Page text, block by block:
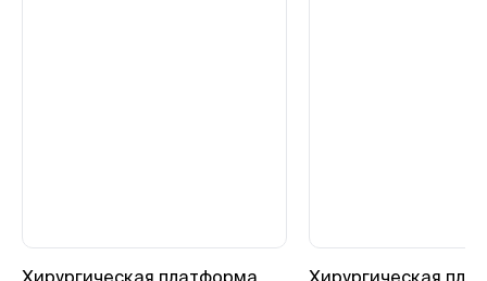
Хирургическая платформа
Хирургическая